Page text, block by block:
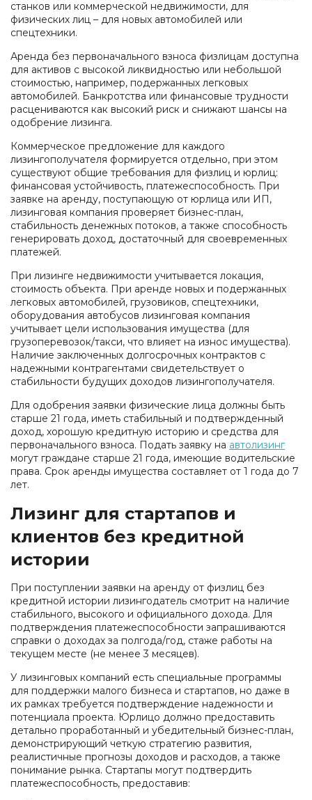
станков или коммерческой недвижимости, для
физических лиц – для новых автомобилей или
спецтехники.
Аренда без первоначального взноса физлицам доступна
для активов с высокой ликвидностью или небольшой
стоимостью, например, подержанных легковых
автомобилей. Банкротства или финансовые трудности
расцениваются как высокий риск и снижают шансы на
одобрение лизинга.
Коммерческое предложение для каждого
лизингополучателя формируется отдельно, при этом
существуют общие требования для физлиц и юрлиц:
финансовая устойчивость, платежеспособность. При
заявке на аренду, поступающую от юрлица или ИП,
лизинговая компания проверяет бизнес-план,
стабильность денежных потоков, а также способность
генерировать доход, достаточный для своевременных
платежей.
При лизинге недвижимости учитывается локация,
стоимость объекта. При аренде новых и подержанных
легковых автомобилей, грузовиков, спецтехники,
оборудования автобусов лизинговая компания
учитывает цели использования имущества (для
грузоперевозок/такси, что влияет на износ имущества).
Наличие заключенных долгосрочных контрактов с
надежными контрагентами свидетельствует о
стабильности будущих доходов лизингополучателя.
Для одобрения заявки физические лица должны быть
старше 21 года, иметь стабильный и подтвержденный
доход, хорошую кредитную историю и средства для
первоначального взноса. Подать заявку на автолизинг
могут граждане старше 21 года, имеющие водительские
права. Срок аренды имущества составляет от 1 года до 7
лет.
Лизинг для стартапов и
клиентов без кредитной
истории
При поступлении заявки на аренду от физлиц без
кредитной истории лизингодатель смотрит на наличие
стабильного, высокого и официального дохода. Для
подтверждения платежеспособности запрашиваются
справки о доходах за полгода/год, стаже работы на
текущем месте (не менее 3 месяцев).
У лизинговых компаний есть специальные программы
для поддержки малого бизнеса и стартапов, но даже в
их рамках требуется подтверждение надежности и
потенциала проекта. Юрлицо должно предоставить
детально проработанный и убедительный бизнес-план,
демонстрирующий четкую стратегию развития,
реалистичные прогнозы доходов и расходов, а также
понимание рынка. Стартапы могут подтвердить
платежеспособность, предоставив: